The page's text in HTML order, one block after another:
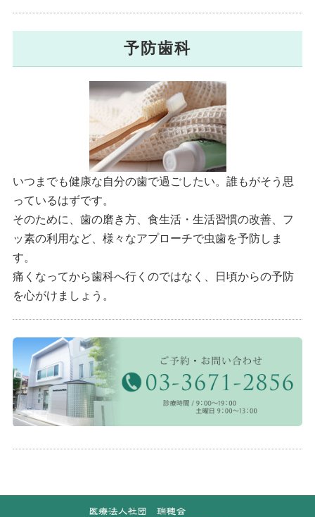
予防歯科
いつまでも健康な自分の歯で過ごしたい。誰もがそう思
っているはずです。
そのために、歯の磨き方、食生活・生活習慣の改善、フ
ッ素の利用など、様々なアプローチで虫歯を予防しま
す。
痛くなってから歯科へ行くのではなく、日頃からの予防
を心がけましょう。